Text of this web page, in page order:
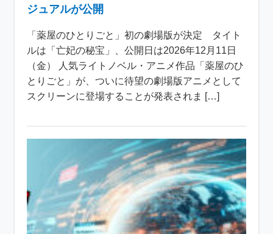
ジュアルが公開
「薬屋のひとりごと」初の劇場版が決定 タイト
ルは「亡妃の秘宝」、公開日は2026年12月11日
（金） 人気ライトノベル・アニメ作品「薬屋のひ
とりごと」が、ついに待望の劇場版アニメとして
スクリーンに登場することが発表されま […]